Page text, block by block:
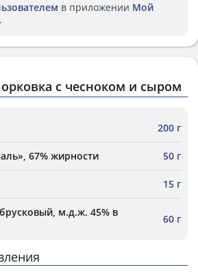
в приложении Мой
.
с чесноком и сыром
200 г
67% жирности 50 г
15 г
м.д.ж. 45% в
60 г